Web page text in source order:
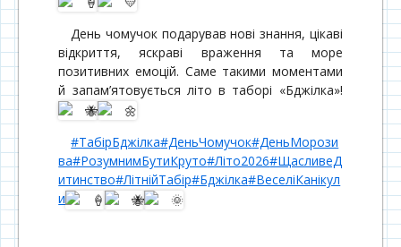
День чомучок подарував нові знання, цікаві
відкриття, яскраві враження та море
позитивних емоцій. Саме такими моментами
й запам’ятовується літо в таборі «Бджілка»!
#ТабірБджілка#ДеньЧомучок#ДеньМорози
ва#РозумнимБутиКруто#Літо2026#ЩасливеД
итинство#ЛітнійТабір#Бджілка#ВеселіКанікул
и